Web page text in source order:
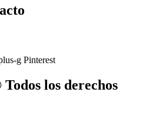
g Pinterest
los derechos